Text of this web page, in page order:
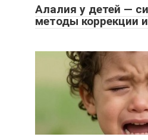
Алалия у детей —
методы коррекции